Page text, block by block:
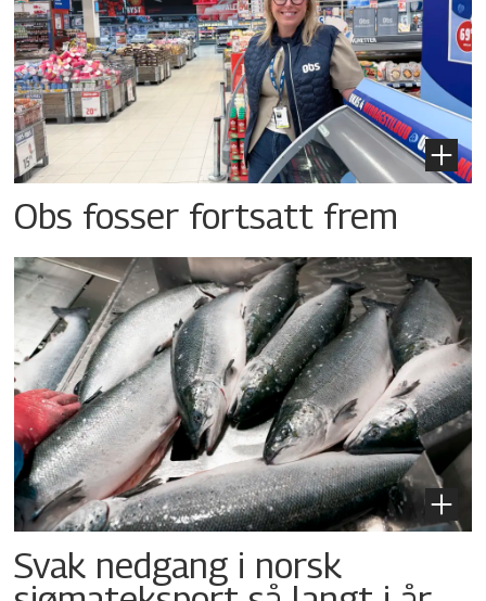
Obs fosser fortsatt frem
Svak nedgang i norsk